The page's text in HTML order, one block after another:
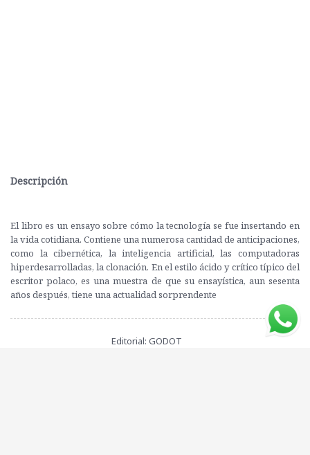
Descripción
El libro es un ensayo sobre cómo la tecnología se fue insertando en
la vida cotidiana. Contiene una numerosa cantidad de anticipaciones,
como la cibernética, la inteligencia artificial, las computadoras
hiperdesarrolladas, la clonación. En el estilo ácido y crítico típico del
escritor polaco, es una muestra de que su ensayística, aun sesenta
años después, tiene una actualidad sorprendente
Editorial: GODOT